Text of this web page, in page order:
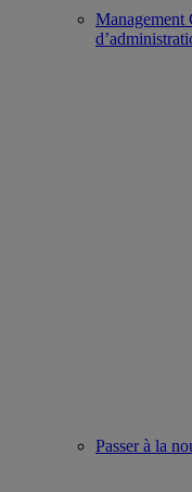
Management
Passer à la